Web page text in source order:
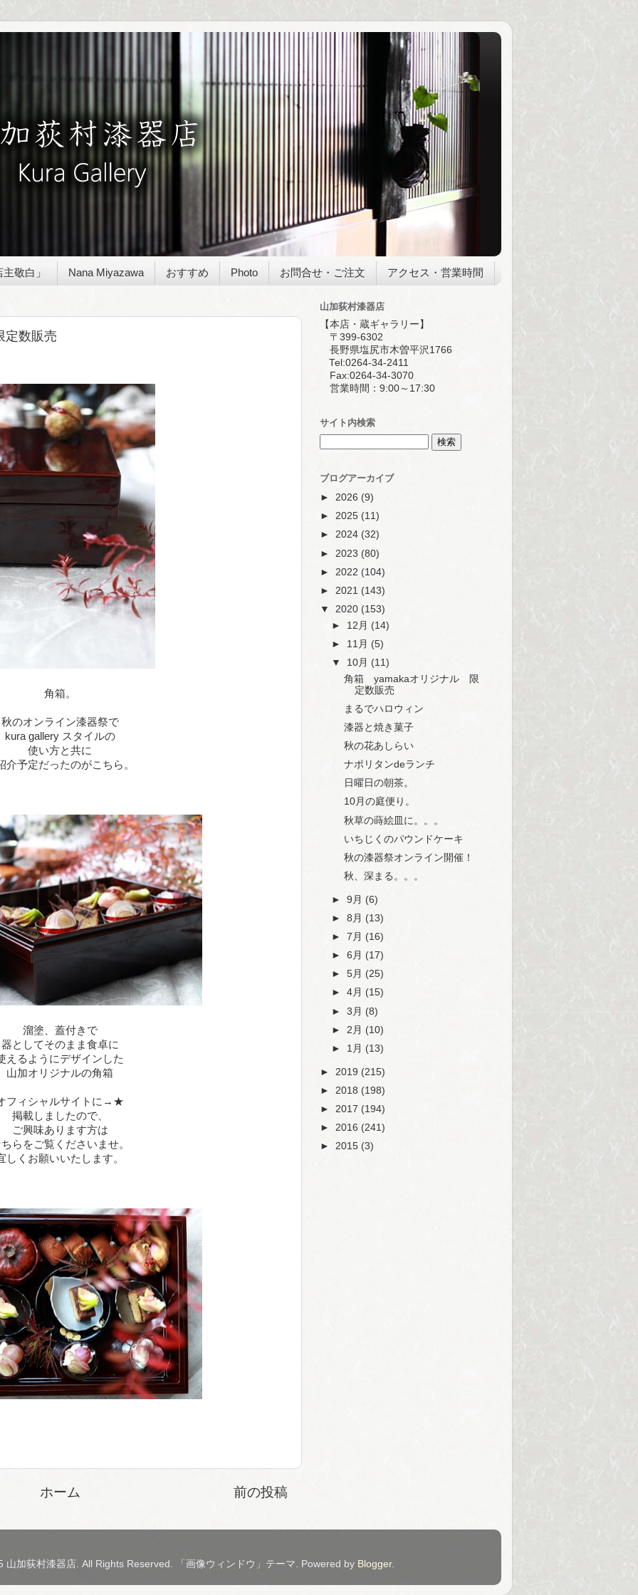
敬白」 Nana Miyazawa おすすめ Photo お問合せ・ご注文 アクセス・営業時間
数販売
角箱。
秋のオンライン漆器祭で
kura gallery スタイルの
使い方と共に
介予定だったのがこちら。
溜塗、蓋付きで
器としてそのまま食卓に
えるようにデザインした
山加オリジナルの角箱
フィシャルサイトに →★
掲載しましたので、
ご興味あります方は
らをご覧くださいませ。
しくお願いいたします。
前の投稿
ホーム
山加荻村漆器店
【本店・蔵ギャラリー】
〒399-6302
長野県塩尻市木曽平沢1766
Tel:0264-34-2411
Fax:0264-34-3070
営業時間：9:00～17:30
サイト内検索
ブログアーカイブ
► 2026 (9)
► 2025 (11)
► 2024 (32)
► 2023 (80)
► 2022 (104)
► 2021 (143)
▼ 2020 (153)
► 12月 (14)
► 11月 (5)
▼ 10月 (11)
角箱 yamakaオリジナル 限
定数販売
まるでハロウィン
漆器と焼き菓子
秋の花あしらい
ナポリタンdeランチ
日曜日の朝茶。
10月の庭便り。
秋草の蒔絵皿に。。。
いちじくのパウンドケーキ
秋の漆器祭オンライン開催！
秋、深まる。。。
►9月 (6)
►8月 (13)
►7月 (16)
►6月 (17)
►5月 (25)
►4月 (15)
►3月 (8)
► 2月 (10)
► 1月 (13)
► 2019 (215)
► 2018 (198)
► 2017 (194)
► 2016 (241)
► 2015 (3)
山加荻村漆器店. All Rights Reserved. 「画像ウィンドウ」テーマ. Powered by Blogger.